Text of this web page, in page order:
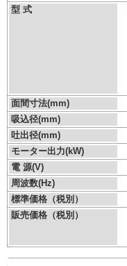
型 式
面間寸法(mm)
吸込径(mm)
吐出径(mm)
モーター出力(kW)
電 源(V)
周波数(Hz)
標準価格（税別）
販売価格（税別）